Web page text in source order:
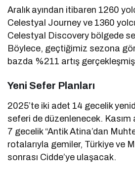
Aralık ayından itibaren 1260
Celestyal Journey ve 1360
Celestyal Discovery bölgede
Böylece, geçtiğimiz sezona
bazda %211 artış
Yeni Sefer Planları
2025’te iki adet 14 gecelik
seferi de düzenlenecek. Kasım
7 gecelik “Antik Atina’dan
rotalarıyla gemiler, Türkiye ve
sonrası Cidde’ye ulaşacak.